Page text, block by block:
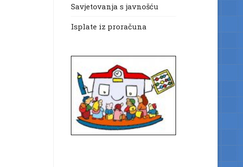
Savjetovanja s javnošću
Isplate iz proračuna